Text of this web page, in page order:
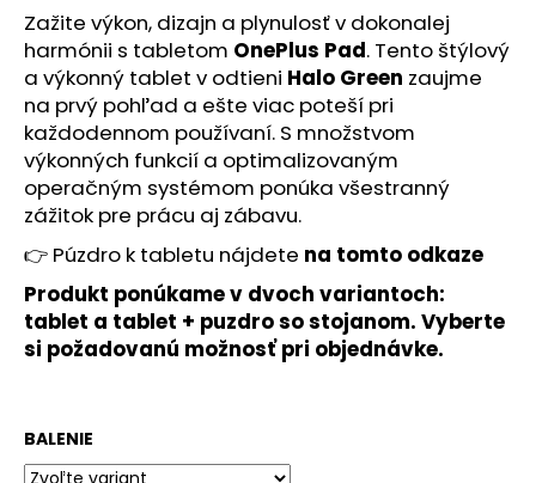
Zažite výkon, dizajn a plynulosť v dokonalej
harmónii s tabletom OnePlus Pad. Tento štýlový
a výkonný tablet v odtieni Halo Green zaujme
na prvý pohľad a ešte viac poteší pri
každodennom používaní. S množstvom
výkonných funkcií a optimalizovaným
operačným systémom ponúka všestranný
zážitok pre prácu aj zábavu.
👉 Púzdro k tabletu nájdete na tomto odkaze
Produkt ponúkame v dvoch variantoch:
tablet a tablet + puzdro so stojanom. Vyberte
si požadovanú možnosť pri objednávke.
BALENIE
e
NZ
DERMOCOSMETICS
KRÉM
PROTI
PIGMENTOVÝM
ŠKVRNÁM
–
DERMOKOZMETICKÝ
KRÉM
NA
ZJEDNOTENIE
TÓNU
PLETI
€10,79